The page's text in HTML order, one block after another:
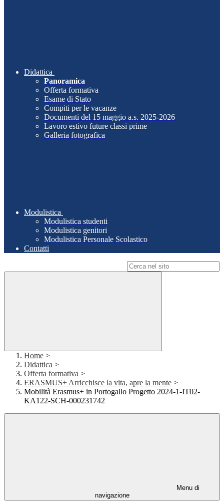
Didattica
Panoramica
Offerta formativa
Esame di Stato
Compiti per le vacanze
Documenti del 15 maggio a.s. 2025-2026
Lavoro estivo future classi prime
Galleria fotografica
Modulistica
Modulistica studenti
Modulistica genitori
Modulistica Personale Scolastico
Contatti
Home >
Didattica >
Offerta formativa >
ERASMUS+ Arricchisce la vita, apre la mente >
Mobilità Erasmus+ in Portogallo Progetto 2024-1-IT02-
KA122-SCH-000231742
Menu di
navigazione